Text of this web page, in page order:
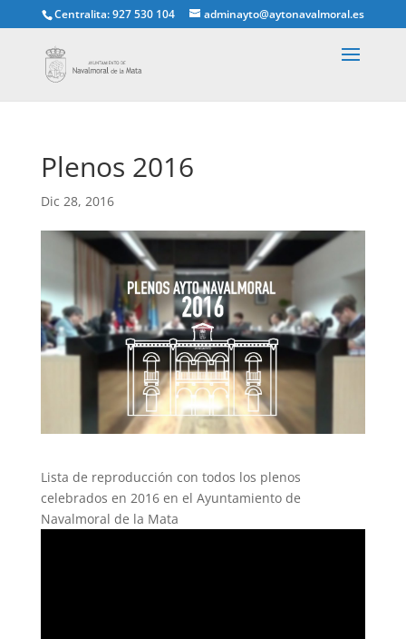
Centralita: 927 530 104 adminayto@aytonavalmoral.es
Plenos 2016
Dic 28, 2016
Lista de reproducción con todos los plenos
celebrados en 2016 en el Ayuntamiento de
Navalmoral de la Mata